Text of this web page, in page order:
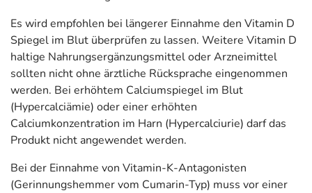
Es wird empfohlen bei längerer Einnahme den Vitamin D
Spiegel im Blut überprüfen zu lassen. Weitere Vitamin D
haltige Nahrungsergänzungsmittel oder Arzneimittel
sollten nicht ohne ärztliche Rücksprache eingenommen
werden. Bei erhöhtem Calciumspiegel im Blut
(Hypercalciämie) oder einer erhöhten
Calciumkonzentration im Harn (Hypercalciurie) darf das
Produkt nicht angewendet werden.
Bei der Einnahme von Vitamin-K-Antagonisten
(Gerinnungshemmer vom Cumarin-Typ) muss vor einer